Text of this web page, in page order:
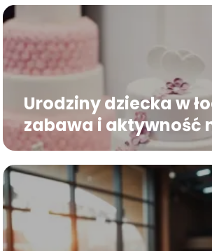
Urodziny dziecka w
zabawa i aktywność
trampolinach